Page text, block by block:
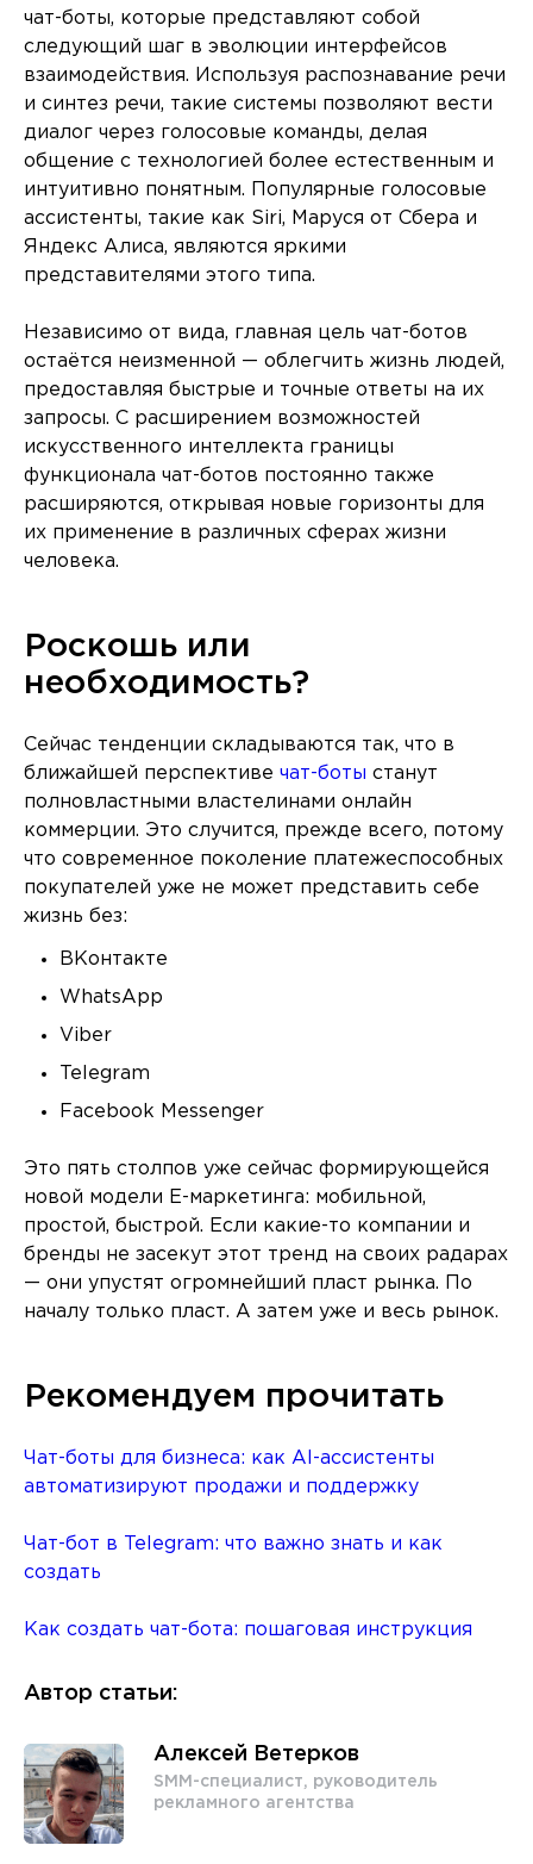
чат-боты, которые представляют собой
следующий шаг в эволюции интерфейсов
взаимодействия. Используя распознавание речи
и синтез речи, такие системы позволяют вести
диалог через голосовые команды, делая
общение с технологией более естественным и
интуитивно понятным. Популярные голосовые
ассистенты, такие как Siri, Маруся от Сбера и
Яндекс Алиса, являются яркими
представителями этого типа.
Независимо от вида, главная цель чат-ботов
остаётся неизменной — облегчить жизнь людей,
предоставляя быстрые и точные ответы на их
запросы. С расширением возможностей
искусственного интеллекта границы
функционала чат-ботов постоянно также
расширяются, открывая новые горизонты для
их применение в различных сферах жизни
человека.
Роскошь или
необходимость?
Сейчас тенденции складываются так, что в
ближайшей перспективе чат-боты станут
полновластными властелинами онлайн
коммерции. Это случится, прежде всего, потому
что современное поколение платежеспособных
покупателей уже не может представить себе
жизнь без:
ВКонтакте
WhatsApp
Viber
Telegram
Facebook Messenger
Это пять столпов уже сейчас формирующейся
новой модели Е-маркетинга: мобильной,
простой, быстрой. Если какие-то компании и
бренды не засекут этот тренд на своих радарах
— они упустят огромнейший пласт рынка. По
началу только пласт. А затем уже и весь рынок.
Рекомендуем прочитать
Чат-боты для бизнеса: как AI-ассистенты
автоматизируют продажи и поддержку
Чат-бот в Telegram: что важно знать и как
создать
Как создать чат-бота: пошаговая инструкция
Автор статьи:
Алексей Ветерков
SMM-специалист, руководитель
рекламного агентства